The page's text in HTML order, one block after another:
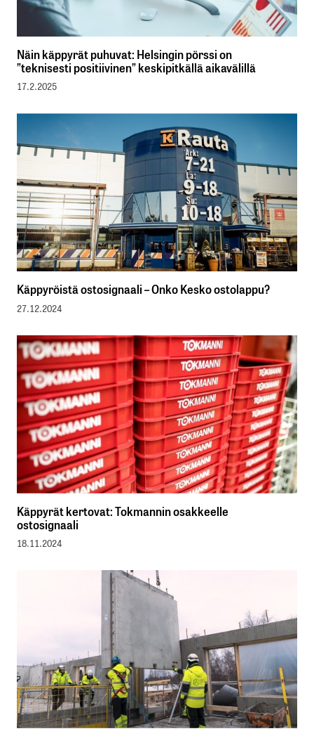
Näin käppyrät puhuvat: Helsingin pörssi on
”teknisesti positiivinen” keskipitkällä aikavälillä
17.2.2025
Käppyröistä ostosignaali – Onko Kesko ostolappu?
27.12.2024
Käppyrät kertovat: Tokmannin osakkeelle
ostosignaali
18.11.2024